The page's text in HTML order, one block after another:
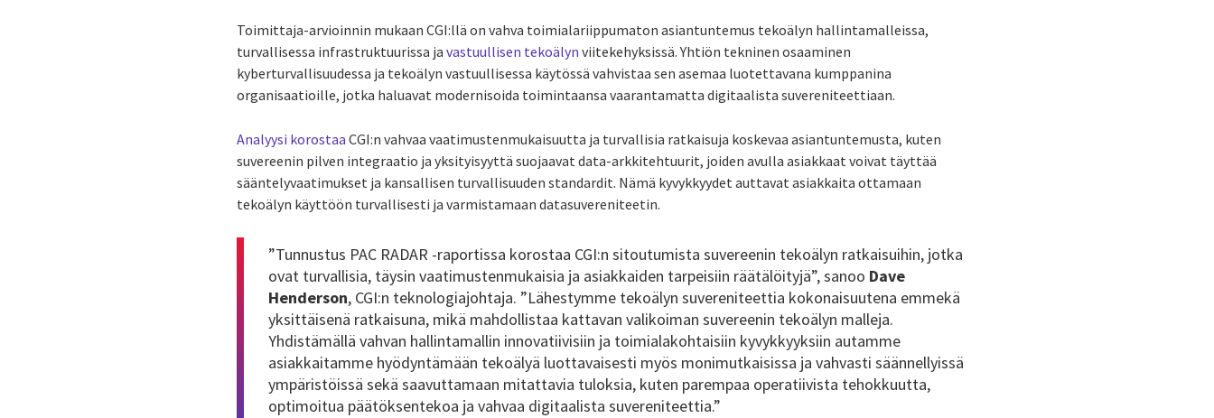
Toimittaja-arvioinnin mukaan CGI:llä on vahva toimialariippumaton asiantuntemus tekoälyn hallintamalleissa,
turvallisessa infrastruktuurissa javastuullisen tekoälyn viitekehyksissä. Yhtiön tekninen osaaminen
kyberturvallisuudessa ja tekoälyn vastuullisessa käytössä vahvistaa sen asemaa luotettavana kumppanina
organisaatioille, jotka haluavat modernisoida toimintaansa vaarantamatta digitaalista suvereniteettiaan.
Analyysi korostaa CGI:n vahvaa vaatimustenmukaisuutta ja turvallisia ratkaisuja koskevaa asiantuntemusta, kuten
suvereenin pilven integraatio ja yksityisyyttä suojaavat data-arkkitehtuurit, joiden avulla asiakkaat voivat täyttää
sääntelyvaatimukset ja kansallisen turvallisuuden standardit. Nämä kyvykkyydet auttavat asiakkaita ottamaan
tekoälyn käyttöön turvallisesti ja varmistamaan datasuvereniteetin.
”Tunnustus PAC RADAR -raportissa korostaa CGI:n sitoutumista suvereenin tekoälyn ratkaisuihin, jotka
ovat turvallisia, täysin vaatimustenmukaisia ja asiakkaiden tarpeisiin räätälöityjä”, sanoo Dave
Henderson, CGI:n teknologiajohtaja. ”Lähestymme tekoälyn suvereniteettia kokonaisuutena emmekä
yksittäisenä ratkaisuna, mikä mahdollistaa kattavan valikoiman suvereenin tekoälyn malleja.
Yhdistämällä vahvan hallintamallin innovatiivisiin ja toimialakohtaisiin kyvykkyyksiin autamme
asiakkaitamme hyödyntämään tekoälyä luottavaisesti myös monimutkaisissa ja vahvasti säännellyissä
ympäristöissä sekä saavuttamaan mitattavia tuloksia, kuten parempaa operatiivista tehokkuutta,
optimoitua päätöksentekoa ja vahvaa digitaalista suvereniteettia.”